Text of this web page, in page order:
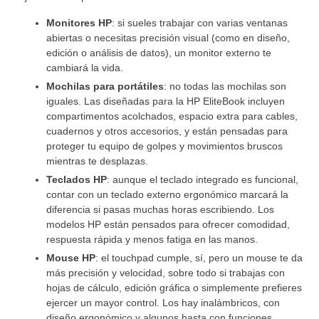
Monitores HP: si sueles trabajar con varias ventanas
abiertas o necesitas precisión visual (como en diseño,
edición o análisis de datos), un monitor externo te
cambiará la vida.
Mochilas para portátiles: no todas las mochilas son
iguales. Las diseñadas para la HP EliteBook incluyen
compartimentos acolchados, espacio extra para cables,
cuadernos y otros accesorios, y están pensadas para
proteger tu equipo de golpes y movimientos bruscos
mientras te desplazas.
Teclados HP: aunque el teclado integrado es funcional,
contar con un teclado externo ergonómico marcará la
diferencia si pasas muchas horas escribiendo. Los
modelos HP están pensados para ofrecer comodidad,
respuesta rápida y menos fatiga en las manos.
Mouse HP: el touchpad cumple, sí, pero un mouse te da
más precisión y velocidad, sobre todo si trabajas con
hojas de cálculo, edición gráfica o simplemente prefieres
ejercer un mayor control. Los hay inalámbricos, con